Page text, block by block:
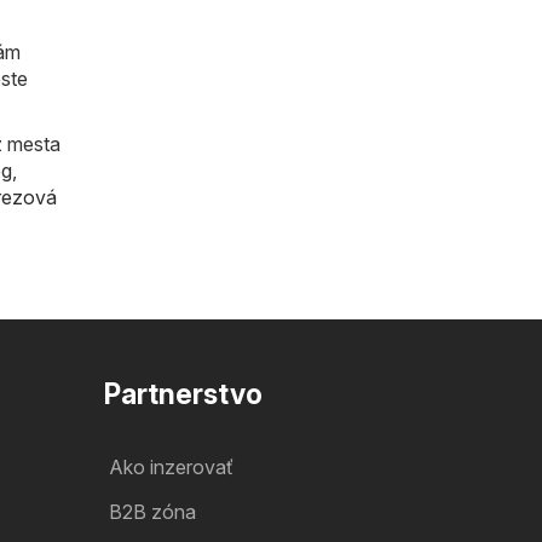
mesta
,
Partnerstvo
Ako inzerovať
B2B zóna